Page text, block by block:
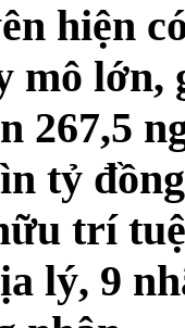
hiện
lớn,
267,5
tỷ
trí
lý, 9